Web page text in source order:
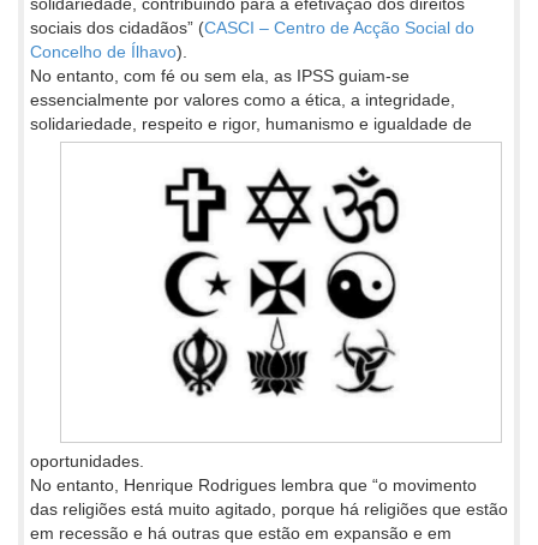
sociais dos cidadãos” (CASCI – Centro de Acção Social do
Concelho de Ílhavo).
No entanto, com fé ou sem ela, as IPSS guiam-se
essencialmente por valores como a ética, a integridade,
solidariedade, respeito e rigor, humanismo e igualdade de
oportunidades.
No entanto, Henrique Rodrigues lembra que “o movimento
das religiões está muito agitado, porque há religiões que estão
em recessão e há outras que estão em expansão e em